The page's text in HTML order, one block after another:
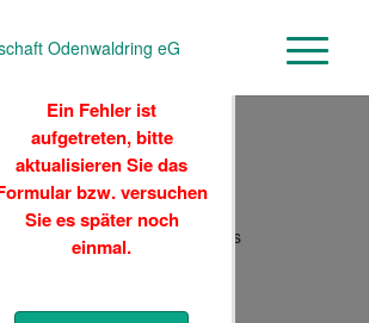
für
Carport
um Ihnen ein geeignetes
zu können.
Ein Fehler ist
aufgetreten, bitte
aktualisieren Sie das
bzw. versuchen
Sie es später noch
einmal.